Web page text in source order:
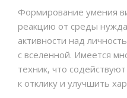
Формирование умения
реакцию от среды
активности над
с вселенной. Имеется
техник, что
к отклику и улучшить